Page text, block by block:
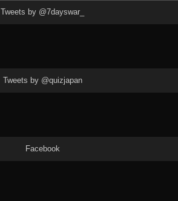
Tweets by @7dayswar_
Tweets by @quizjapan
Facebook